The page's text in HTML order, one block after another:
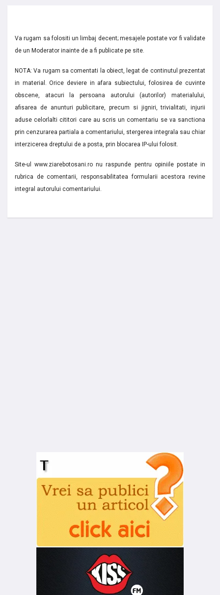
Va rugam sa folositi un limbaj decent; mesajele postate vor fi validate
de un Moderator inainte de a fi publicate pe site.
NOTA: Va rugam sa comentati la obiect, legat de continutul prezentat
in material. Orice deviere in afara subiectului, folosirea de cuvinte
obscene, atacuri la persoana autorului (autorilor) materialului,
afisarea de anunturi publicitare, precum si jigniri, trivialitati, injurii
aduse celorlalti cititori care au scris un comentariu se va sanctiona
prin cenzurarea partiala a comentariului, stergerea integrala sau chiar
interzicerea dreptului de a posta, prin blocarea IP-ului folosit.
Site-ul www.ziarebotosani.ro nu raspunde pentru opiniile postate in
rubrica de comentarii, responsabilitatea formularii acestora revine
integral autorului comentariului.